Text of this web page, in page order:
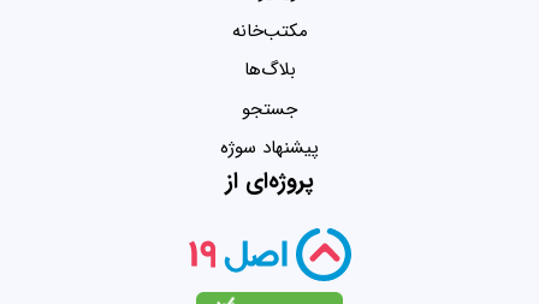
مکتب‌خانه
بلاگ‌ها
جستجو
پیشنهاد سوژه
پروژه‌ای از